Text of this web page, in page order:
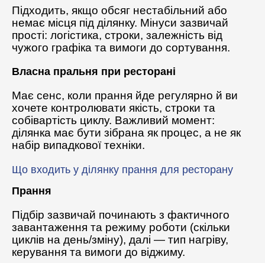
Підходить, якщо обсяг нестабільний або
немає місця під ділянку. Мінуси зазвичай
прості: логістика, строки, залежність від
чужого графіка та вимоги до сортування.
Власна пральня при ресторані
Має сенс, коли прання йде регулярно й ви
хочете контролювати якість, строки та
собівартість циклу. Важливий момент:
ділянка має бути зібрана як процес, а не як
набір випадкової техніки.
Що входить у ділянку прання для ресторану
Прання
Підбір зазвичай починають з фактичного
завантаження та режиму роботи (скільки
циклів на день/зміну), далі — тип нагріву,
керування та вимоги до віджиму.